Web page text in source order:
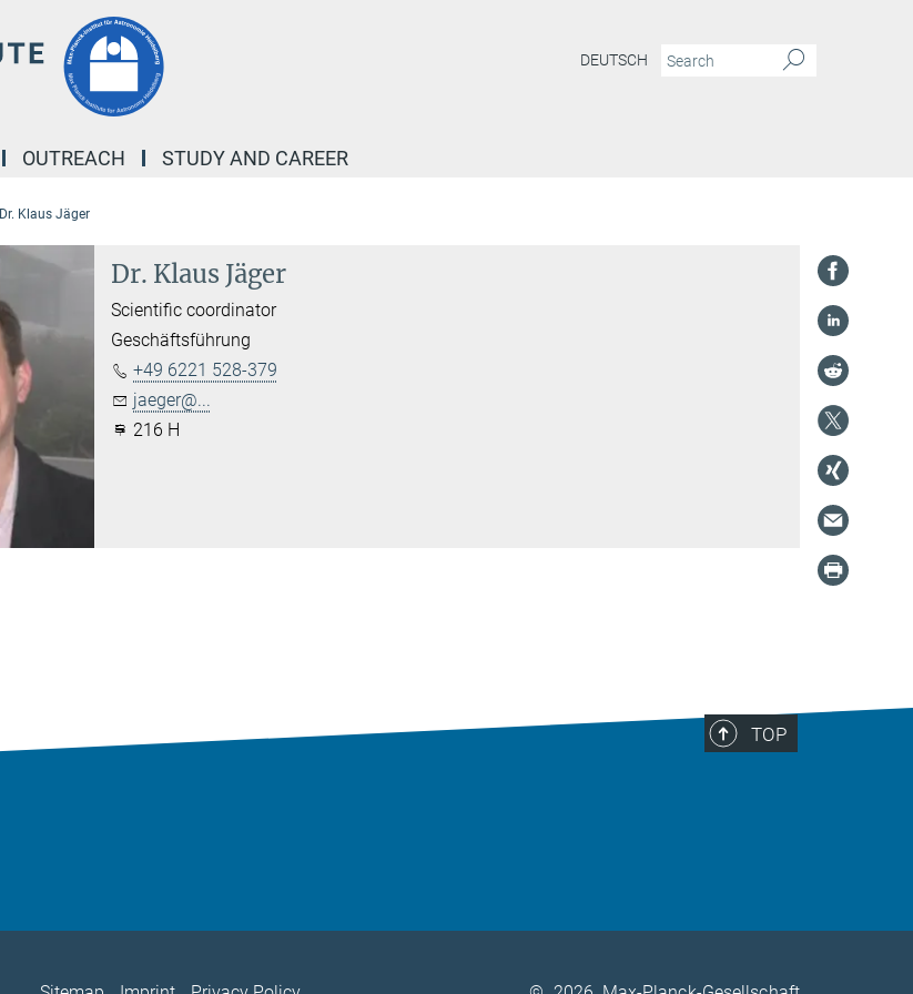
DEUTSCH
OUTREACH STUDY AND CAREER
Dr. Klaus Jäger
Dr. Klaus Jäger
Scientific coordinator
Geschäftsführung
+49 6221 528-379
jaeger@...
216 H
TOP